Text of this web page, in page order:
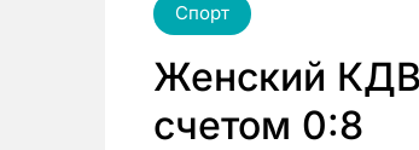
Спорт
Женский КДВ
счетом 0:8